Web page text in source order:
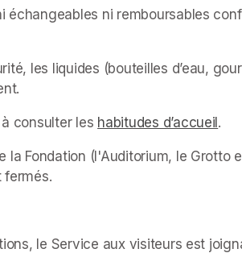
échangeables ni remboursables
tab)
les liquides (bouteilles d’eau,
consulter les habitudes d’accueil.
la Fondation (l'Auditorium, le
le Service aux visiteurs est